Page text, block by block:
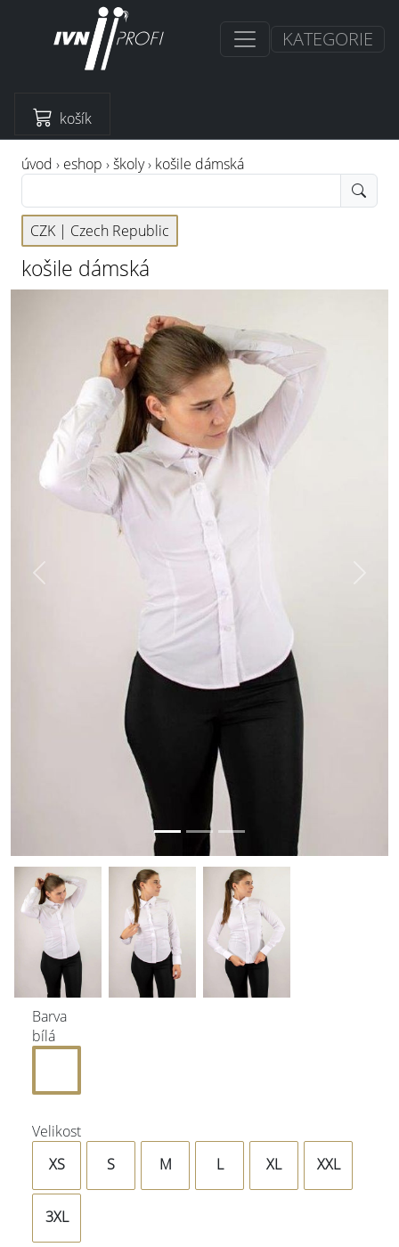
KATEGORIE
košík
úvod › eshop ›školy› košile dámská
CZK | Czech Republic
košile dámská
Previous
Barva
bílá
Velikost
XS
S M L XL XXL
3XL